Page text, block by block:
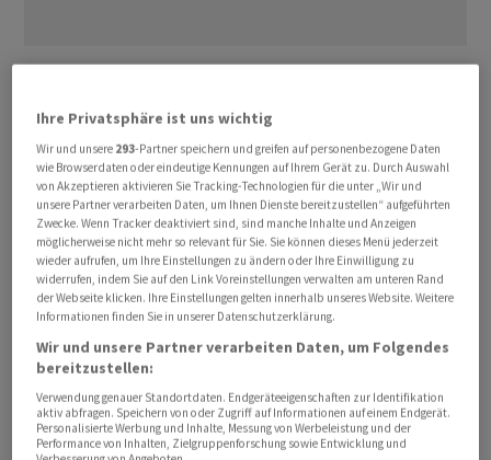
allerdings, dass eine Zinssenkung bereits im März
unwahrscheinlich sei und erteilte damit den (zu) hohen
Erwartungen eine Absage. Es gelte allerdings
abzuwarten, schränkte er noch etwas ein. Dennoch
verschoben sich damit die Erwartungen für eine baldige
Zinssenkung zeitlich nach hinten. Die Zinsen dürften
damit länger auf dem hohen Niveau bleiben, heisst es.
Zu erwarten sei eine erste Senkung nun wohl erst im
zweiten Quartal, meinte ein Händler. Daher dürften sich
die Marktteilnehmer weiterhin den US-Daten
zuwenden. Das heisst, dass die Entwicklung am
Arbeitsmarkt weiterhin grosse Beachtung finden wird.
Ihre Privatsphäre ist uns wichtig
Wir und unsere 293-Partner speichern und greifen auf personenbezogene Daten
wie Browserdaten oder eindeutige Kennungen auf Ihrem Gerät zu. Durch Auswahl
von Akzeptieren aktivieren Sie Tracking-Technologien für die unter „Wir und
unsere Partner verarbeiten Daten, um Ihnen Dienste bereitzustellen“ aufgeführten
Zwecke. Wenn Tracker deaktiviert sind, sind manche Inhalte und Anzeigen
möglicherweise nicht mehr so relevant für Sie. Sie können dieses Menü jederzeit
wieder aufrufen, um Ihre Einstellungen zu ändern oder Ihre Einwilligung zu
widerrufen, indem Sie auf den Link Voreinstellungen verwalten am unteren Rand
der Webseite klicken. Ihre Einstellungen gelten innerhalb unseres Website. Weitere
Informationen finden Sie in unserer Datenschutzerklärung.
Wir und unsere Partner verarbeiten Daten, um Folgendes
bereitzustellen:
Verwendung genauer Standortdaten. Endgeräteeigenschaften zur Identifikation
aktiv abfragen. Speichern von oder Zugriff auf Informationen auf einem Endgerät.
Personalisierte Werbung und Inhalte, Messung von Werbeleistung und der
Performance von Inhalten, Zielgruppenforschung sowie Entwicklung und